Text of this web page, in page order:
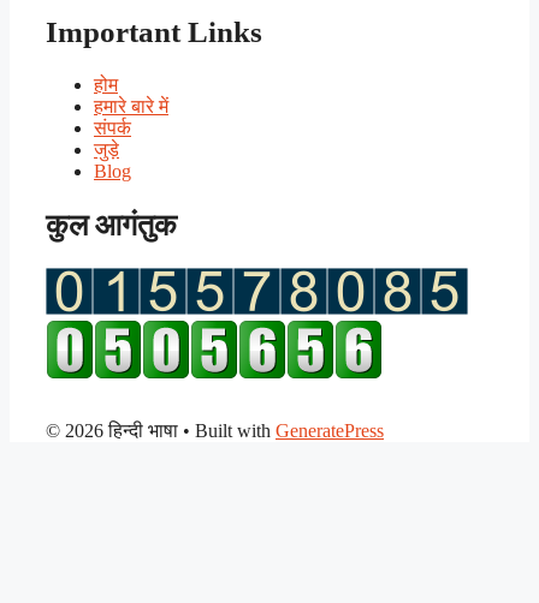
Important Links
होम
हमारे बारे में
संपर्क
जुड़े
Blog
कुल आगंतुक
© 2026 हिन्दी भाषा • Built with GeneratePress